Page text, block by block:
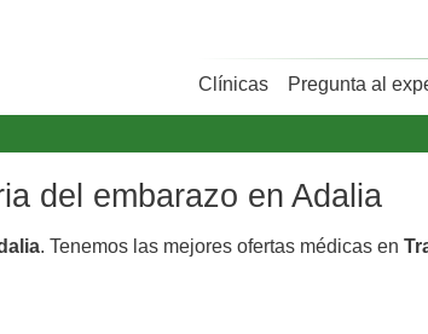
Clínicas Pregunta al
del embarazo en Adalia
. Tenemos las mejores ofertas médicas en